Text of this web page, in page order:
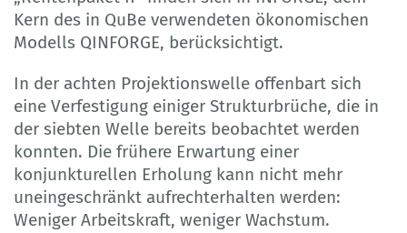
Kern des in QuBe verwendeten ökonomischen
Modells QINFORGE, berücksichtigt.
In der achten Projektionswelle offenbart sich
eine Verfestigung einiger Strukturbrüche, die in
der siebten Welle bereits beobachtet werden
konnten. Die frühere Erwartung einer
konjunkturellen Erholung kann nicht mehr
uneingeschränkt aufrechterhalten werden:
Weniger Arbeitskraft, weniger Wachstum.